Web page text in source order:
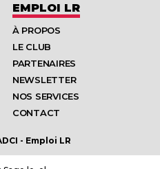
EMPLOI LR
À PROPOS
LE CLUB
PARTENAIRES
NEWSLETTER
NOS SERVICES
CONTACT
- Emploi LR